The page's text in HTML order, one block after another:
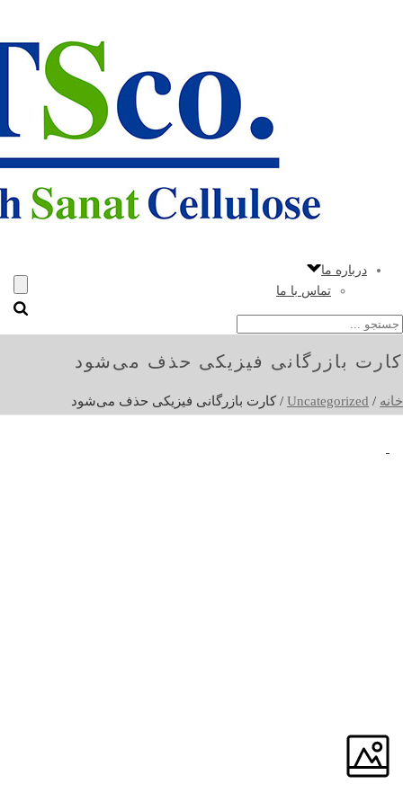
کاتالوگ شرکت دیچانگیو
درباره ما
تماس با ما
کارت بازرگانی فیزیکی حذف می‌شود
خانه /
Uncategorized / کارت بازرگانی فیزیکی حذف می‌شود